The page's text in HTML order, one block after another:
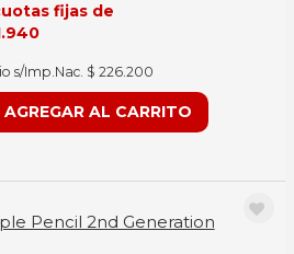
fijas de
s/Imp.Nac. $ 226.200
AGREGAR AL CARRITO
Pencil 2nd Generation